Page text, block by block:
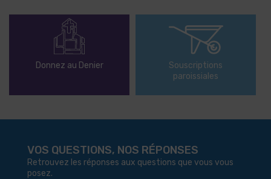
Donnez au Denier
Souscriptions
paroissiales
VOS QUESTIONS, NOS RÉPONSES
Retrouvez les réponses aux questions que vous vous
posez.